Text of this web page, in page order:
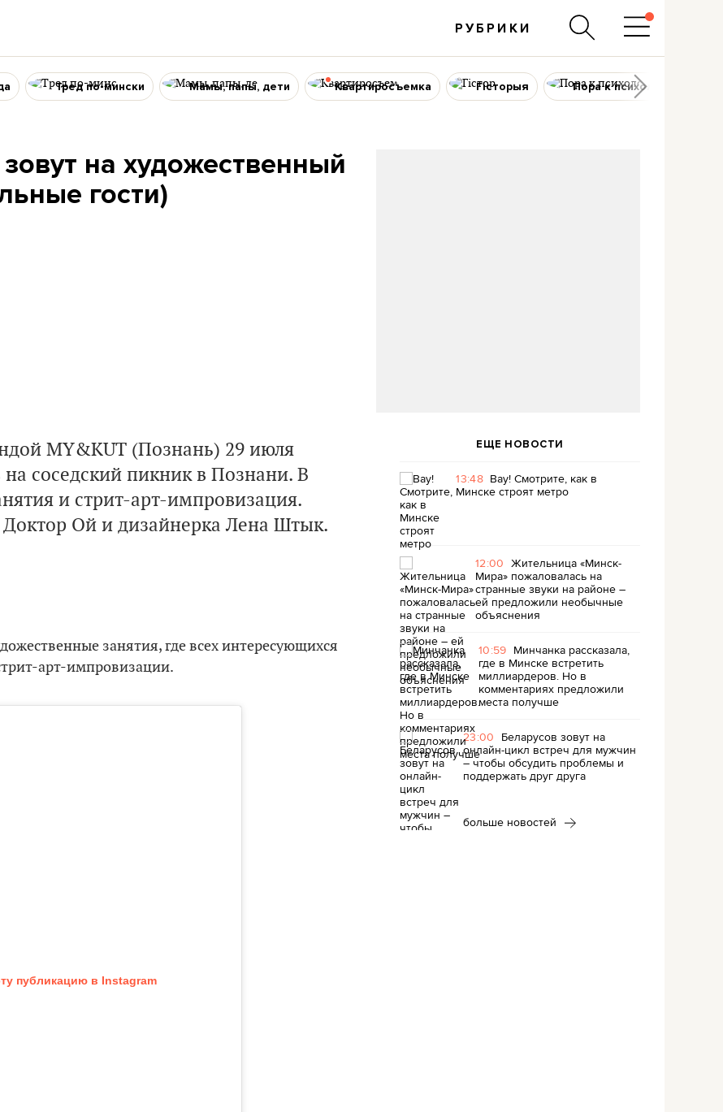
РУБРИКИ
Тред по-мински Мамы, папы, дети Квартиросъемка Гісторыя Пора к психологу
на художественный
гости)
MY&KUT (Познань) 29 июля
соседский пикник в Познани. В
и стрит-арт-импровизация.
Ой и дизайнерка Лена Штык.
занятия, где всех интересующихся
арт-импровизации.
публикацию в Instagram
ЕЩЕ НОВОСТИ
13:48 Вау! Смотрите, как в
Минске строят метро
12:00 Жительница «Минск-
Мира» пожаловалась на
странные звуки на районе –
ей предложили необычные
объяснения
10:59 Минчанка рассказала,
где в Минске встретить
миллиардеров. Но в
комментариях предложили
места получше
23:00 Беларусов зовут на
онлайн-цикл встреч для мужчин
– чтобы обсудить проблемы и
поддержать друг друга
больше новостей